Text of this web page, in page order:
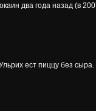
два года назад (в
ест пиццу без сыра.